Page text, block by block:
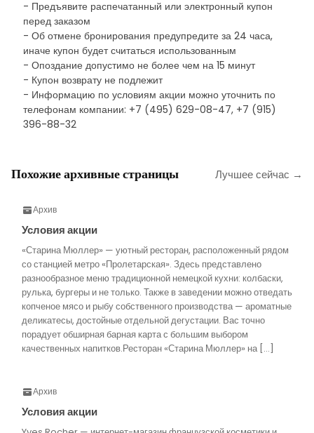
- Предъявите распечатанный или электронный купон
перед заказом
- Об отмене бронирования предупредите за 24 часа,
иначе купон будет считаться использованным
- Опоздание допустимо не более чем на 15 минут
- Купон возврату не подлежит
- Информацию по условиям акции можно уточнить по
телефонам компании: +7 (495) 629-08-47, +7 (915)
396-88-32
Похожие архивные страницы Лучшее сейчас →
Архив
Условия акции
«Старина Мюллер» — уютный ресторан, расположенный рядом
со станцией метро «Пролетарская». Здесь представлено
разнообразное меню традиционной немецкой кухни: колбаски,
рулька, бургеры и не только. Также в заведении можно отведать
копченое мясо и рыбу собственного производства — ароматные
деликатесы, достойные отдельной дегустации. Вас точно
порадует обширная барная карта с большим выбором
качественных напитков.Ресторан «Старина Мюллер» на […]
Архив
Условия акции